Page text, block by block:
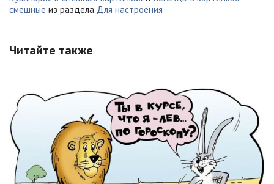
смешные из раздела Для настроения
Читайте также